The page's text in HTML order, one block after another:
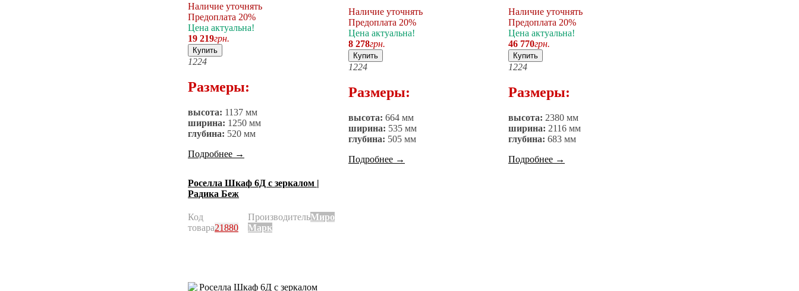
Наличие уточнять
Предоплата 20%
Цена актуальна!
19 219грн.
Купить
1224
Размеры:
высота: 1137 мм
ширина: 1250 мм
глубина: 520 мм
Подробнее →
Наличие уточнять
Предоплата 20%
Цена актуальна!
8 278грн.
Купить
1224
Размеры:
высота: 664 мм
ширина: 535 мм
глубина: 505 мм
Подробнее →
Наличие уточнять
Предоплата 20%
Цена актуальна!
46 770грн.
Купить
1224
Размеры:
высота: 2380 мм
ширина: 2116 мм
глубина: 683 мм
Подробнее →
Роселла Шкаф 6Д с зеркалом |
Радика Беж
Код
товара21880
ПроизводительМиро
Марк